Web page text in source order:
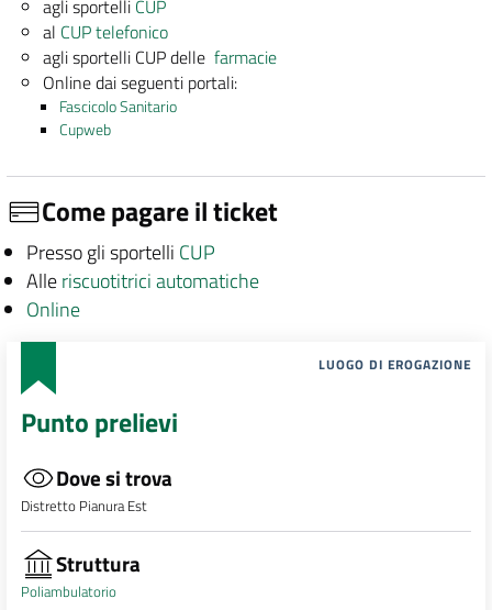
agli sportelli CUP
al CUP telefonico
agli sportelli CUP dellefarmacie
Online dai seguenti portali:
Fascicolo Sanitario
Cupweb
Come pagare il ticket
Presso gli sportelli CUP
Alleriscuotitrici automatiche
Online
LUOGO DI EROGAZIONE
Punto prelievi
Dove si trova
Distretto Pianura Est
Struttura
Poliambulatorio